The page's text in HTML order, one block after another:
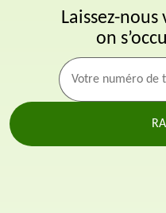
Laissez-
on